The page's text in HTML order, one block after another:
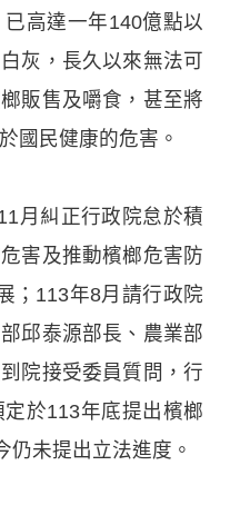
高達一年140億點以
灰，長久以來無法可
販售及嚼食，甚至將
國民健康的危害。
月糾正行政院怠於積
害及推動檳榔危害防
；113年8月請行政院
邱泰源部長、農業部
院接受委員質問，行
於113年底提出檳榔
仍未提出立法進度。